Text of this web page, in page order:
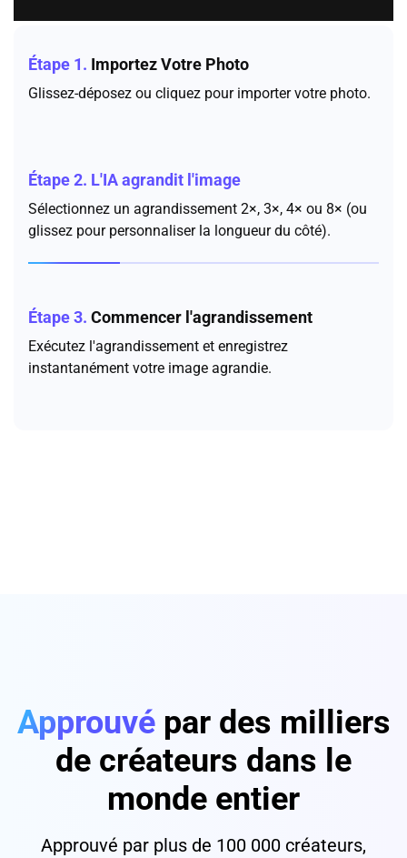
Étape 1. Importez Votre Photo
Glissez-déposez ou cliquez pour importer votre photo.
Étape 2. L'IA agrandit l'image
Sélectionnez un agrandissement 2×, 3×, 4× ou 8× (ou
glissez pour personnaliser la longueur du côté).
Étape 3. Commencer l'agrandissement
Exécutez l'agrandissement et enregistrez
instantanément votre image agrandie.
Approuvépar des milliers
de créateurs dans le
monde entier
Approuvé par plus de 100 000 créateurs,